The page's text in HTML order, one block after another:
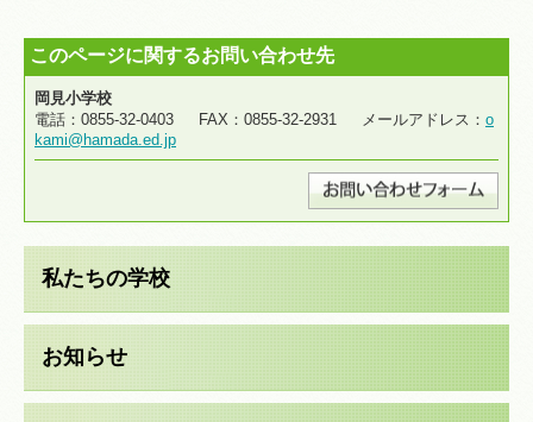
このページに関するお問い合わせ先
岡見小学校
電話：0855-32-0403 FAX：0855-32-2931 メールアドレス： o
kami@hamada.ed.jp
私たちの学校
お知らせ